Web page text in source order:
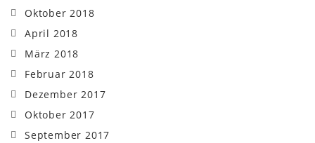
Oktober 2018
April 2018
März 2018
Februar 2018
Dezember 2017
Oktober 2017
September 2017